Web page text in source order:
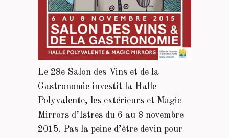
Le 28e Salon des Vins et de la
Gastronomie investit la Halle
Polyvalente, les extérieurs et Magic
Mirrors d’Istres du 6 au 8 novembre
2015. Pas la peine d’être devin pour